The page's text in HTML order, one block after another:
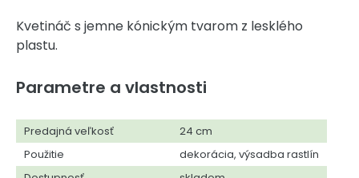
Kvetináč s jemne kónickým tvarom z lesklého
plastu.
Parametre a vlastnosti
Predajná veľkosť
24 cm
Použitie
dekorácia, výsadba rastlín